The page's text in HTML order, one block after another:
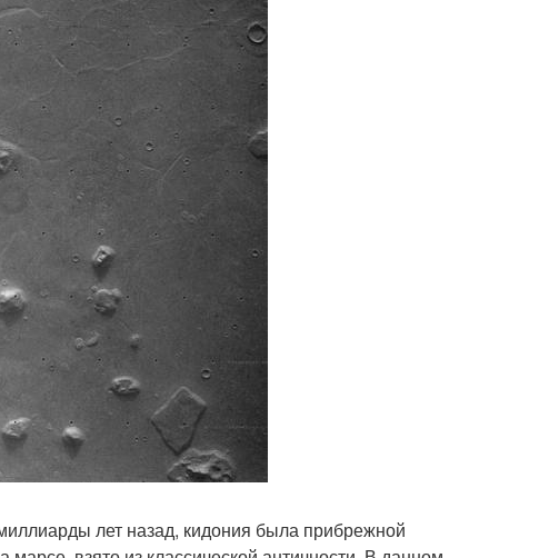
лет назад, кидония была прибрежной